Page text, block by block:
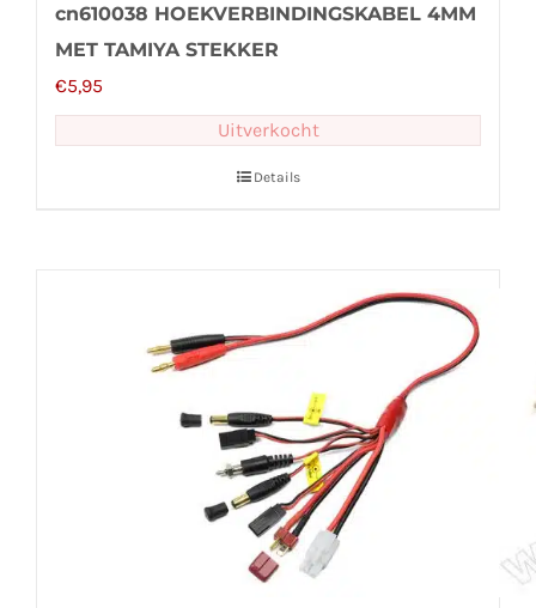
cn610038 HOEKVERBINDINGSKABEL 4MM
MET TAMIYA STEKKER
€5,95
Uitverkocht
Details